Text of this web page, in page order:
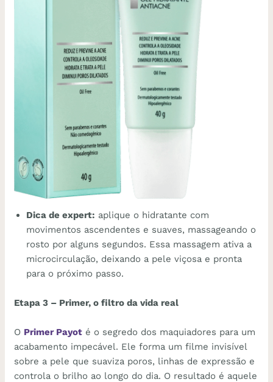
Dica de expert: aplique o hidratante com
movimentos ascendentes e suaves, massageando o
rosto por alguns segundos. Essa massagem ativa a
microcirculação, deixando a pele viçosa e pronta
para o próximo passo.
Etapa 3 – Primer, o filtro da vida real
O Primer Payot é o segredo dos maquiadores para um
acabamento impecável. Ele forma um filme invisível
sobre a pele que suaviza poros, linhas de expressão e
controla o brilho ao longo do dia. O resultado é aquele